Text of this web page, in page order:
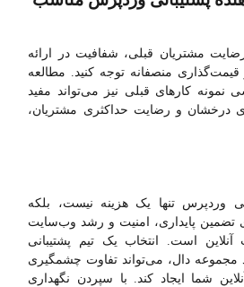
مشتریان قبلی، شفافیت در ارائه
منصفانه توجه کنید. مطالعه
کارهای قبلی نیز می‌تواند مفید
درخشان و رضایت حداکثری مشتریان،
وردپرس تنها یک هزینه نیست، بلکه
تضمین پایداری، امنیت و رشد وب‌سایت
است. انتخاب یک تیم پشتیبانی
مجموعه دال، می‌تواند تفاوت چشمگیری
شما ایجاد کند. با سپردن نگهداری